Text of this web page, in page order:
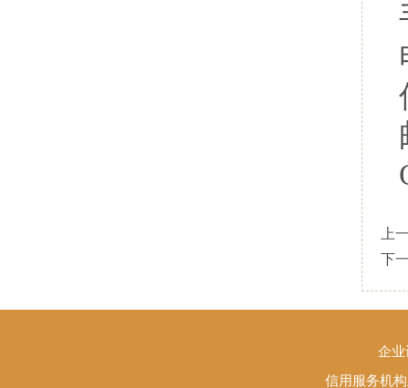
上
下
企业
信用服务机